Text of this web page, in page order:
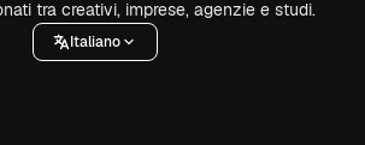
tra creativi, imprese, agenzie e studi.
Italiano